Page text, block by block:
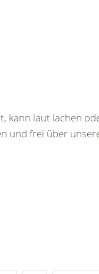
kann laut lachen
und frei über